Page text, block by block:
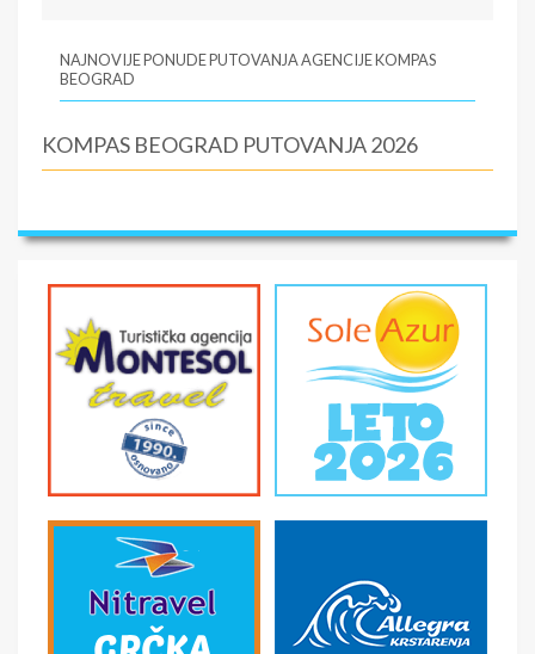
NAJNOVIJE PONUDE PUTOVANJA AGENCIJE KOMPAS
BEOGRAD
KOMPAS BEOGRAD PUTOVANJA 2026